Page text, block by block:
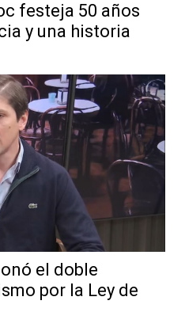
festeja 50 años
y una historia
el doble
por la Ley de